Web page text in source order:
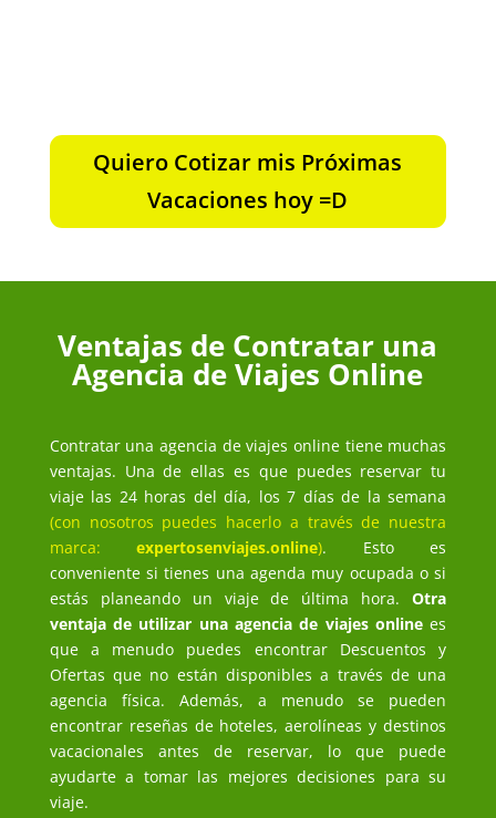
Quiero Cotizar mis Próximas
Vacaciones hoy =D
Ventajas de Contratar una
Agencia de Viajes Online
Contratar una agencia de viajes online tiene muchas
ventajas. Una de ellas es que puedes reservar tu
viaje las 24 horas del día, los 7 días de la semana
(con nosotros puedes hacerlo a través de nuestra
marca:expertosenviajes.online). Esto es
conveniente si tienes una agenda muy ocupada o si
estás planeando un viaje de última hora.Otra
ventaja de utilizar una agencia de viajes onlinees
que a menudo puedes encontrar Descuentos y
Ofertas que no están disponibles a través de una
agencia física. Además, a menudo se pueden
encontrar reseñas de hoteles, aerolíneas y destinos
vacacionales antes de reservar, lo que puede
ayudarte a tomar las mejores decisiones para su
viaje.